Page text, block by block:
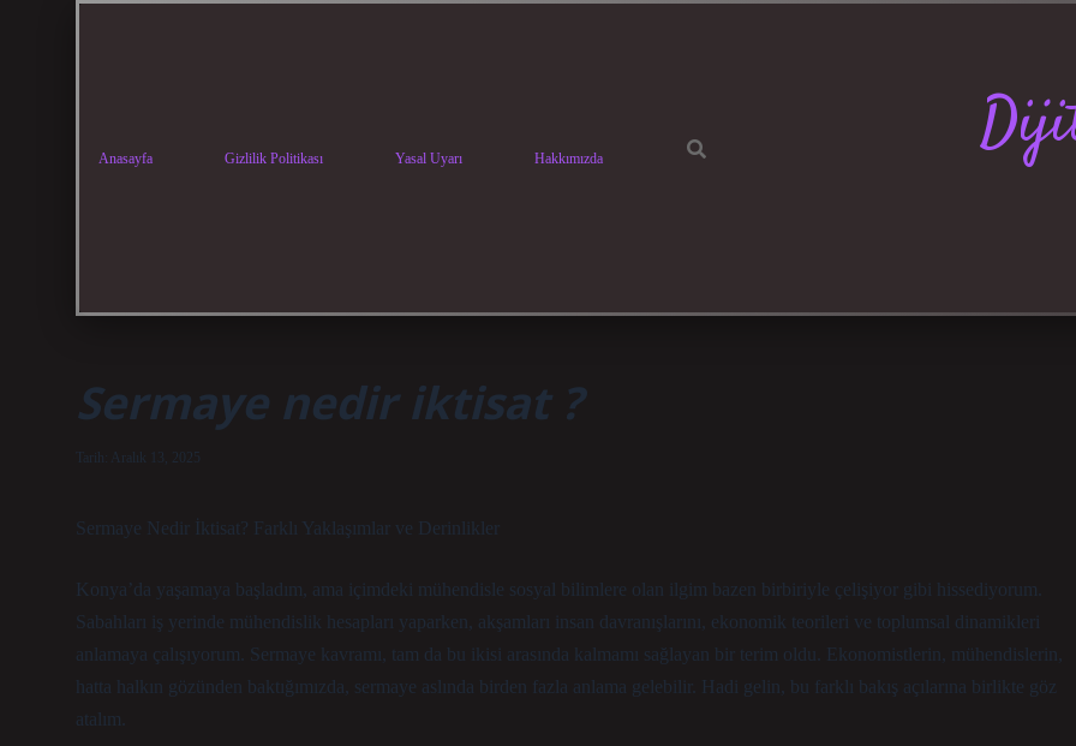
Anasayfa Gizlilik Politikası Yasal Uyarı Hakkımızda
Sermaye nedir iktisat ?
Tarih: Aralık 13, 2025
Sermaye Nedir İktisat? Farklı Yaklaşımlar ve Derinlikler
Konya’da yaşamaya başladım, ama içimdeki mühendisle sosyal bilimlere olan ilgim bazen birbiriyle çelişiyor gibi hissediyorum.
Sabahları iş yerinde mühendislik hesapları yaparken, akşamları insan davranışlarını, ekonomik teorileri ve toplumsal dinamikleri
anlamaya çalışıyorum. Sermaye kavramı, tam da bu ikisi arasında kalmamı sağlayan bir terim oldu. Ekonomistlerin, mühendislerin,
hatta halkın gözünden baktığımızda, sermaye aslında birden fazla anlama gelebilir. Hadi gelin, bu farklı bakış açılarına birlikte göz
atalım.